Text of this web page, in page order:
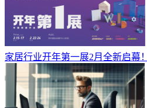
家居行业开年第一展2月全新启幕！